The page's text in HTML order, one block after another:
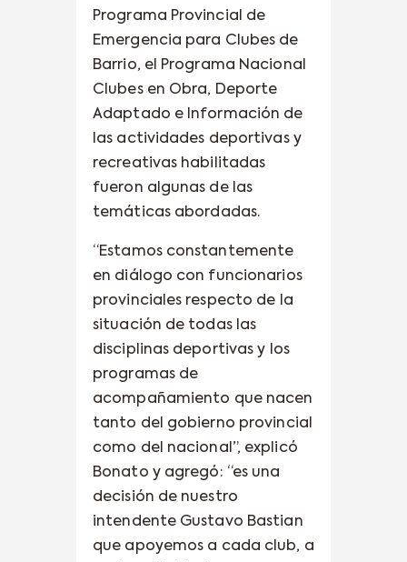
Programa Provincial de
Emergencia para Clubes de
Barrio, el Programa Nacional
Clubes en Obra, Deporte
Adaptado e Información de
las actividades deportivas y
recreativas habilitadas
fueron algunas de las
temáticas abordadas.
“Estamos constantemente
en diálogo con funcionarios
provinciales respecto de la
situación de todas las
disciplinas deportivas y los
programas de
acompañamiento que nacen
tanto del gobierno provincial
como del nacional”, explicó
Bonato y agregó: “es una
decisión de nuestro
intendente Gustavo Bastian
que apoyemos a cada club, a